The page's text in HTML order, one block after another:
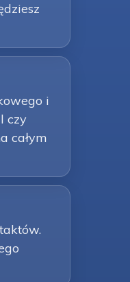
i
czy
całym